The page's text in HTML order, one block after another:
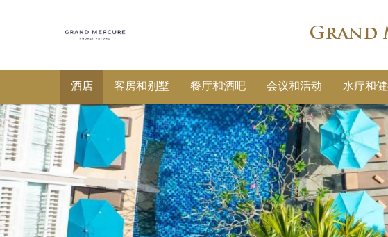
Grand
酒店 客房和别墅 餐厅和酒吧 会议和活动 水疗和